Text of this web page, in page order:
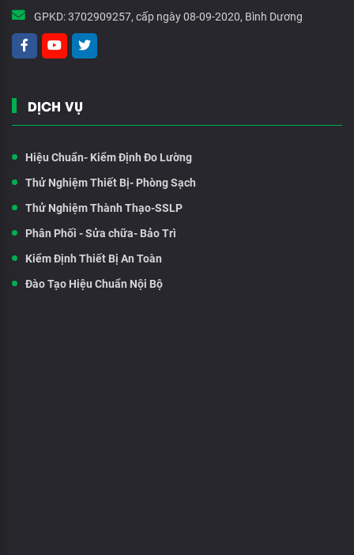
GPKD:3702909257, cấp ngày 08-09-2020, Bình Dương
DỊCH VỤ
Hiệu Chuẩn- Kiểm Định Đo Lường
Thử Nghiệm Thiết Bị- Phòng Sạch
Thử Nghiệm Thành Thạo-SSLP
Phân Phối - Sửa chữa- Bảo Trì
Kiểm Định Thiết Bị An Toàn
Đào Tạo Hiệu Chuẩn Nội Bộ